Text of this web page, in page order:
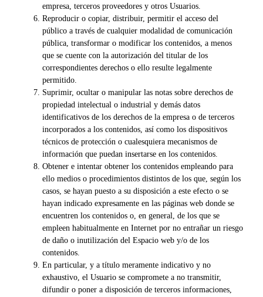
empresa, terceros proveedores y otros Usuarios.
Reproducir o copiar, distribuir, permitir el acceso del
público a través de cualquier modalidad de comunicación
pública, transformar o modificar los contenidos, a menos
que se cuente con la autorización del titular de los
correspondientes derechos o ello resulte legalmente
permitido.
Suprimir, ocultar o manipular las notas sobre derechos de
propiedad intelectual o industrial y demás datos
identificativos de los derechos de la empresa o de terceros
incorporados a los contenidos, así como los dispositivos
técnicos de protección o cualesquiera mecanismos de
información que puedan insertarse en los contenidos.
Obtener e intentar obtener los contenidos empleando para
ello medios o procedimientos distintos de los que, según los
casos, se hayan puesto a su disposición a este efecto o se
hayan indicado expresamente en las páginas web donde se
encuentren los contenidos o, en general, de los que se
empleen habitualmente en Internet por no entrañar un riesgo
de daño o inutilización del Espacio web y/o de los
contenidos.
En particular, y a título meramente indicativo y no
exhaustivo, el Usuario se compromete a no transmitir,
difundir o poner a disposición de terceros informaciones,